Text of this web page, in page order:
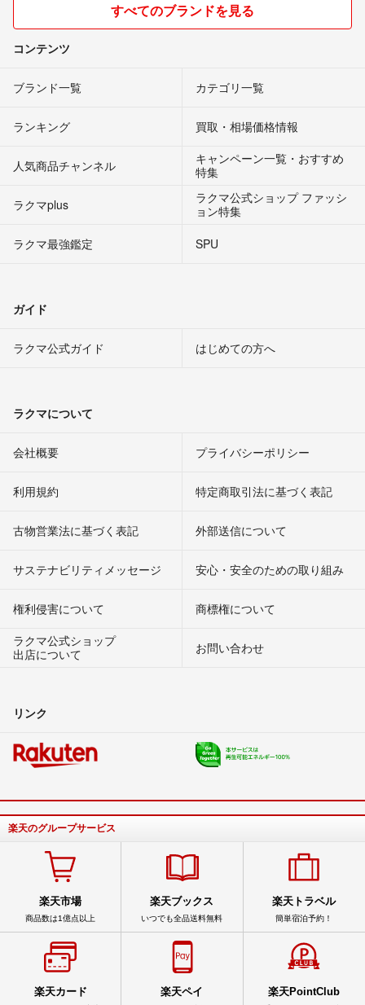
すべてのブランドを見る
コンテンツ
ブランド一覧 カテゴリ一覧
ランキング 買取・相場価格情報
人気商品チャンネル
キャンペーン一覧・おすすめ
特集
ラクマplus
ラクマ公式ショップ ファッシ
ョン特集
ラクマ最強鑑定
SPU
ガイド
ラクマ公式ガイド はじめての方へ
ラクマについて
会社概要 プライバシーポリシー
利用規約 特定商取引法に基づく表記
古物営業法に基づく表記 外部送信について
サステナビリティメッセージ 安心・安全のための取り組み
権利侵害について
商標権について
ラクマ公式ショップ
出店について
お問い合わせ
リンク
楽天のグループサービス
楽天市場
商品数は1億点以上
楽天ブックス
いつでも全品送料無料
楽天トラベル
簡単宿泊予約！
楽天カード 楽天ペイ 楽天PointClub